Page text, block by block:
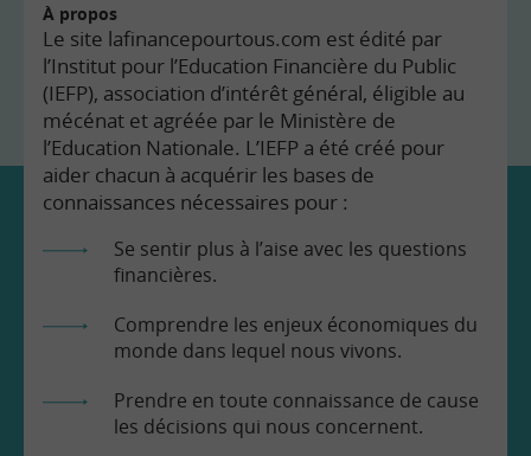
À propos
Le site lafinancepourtous.com est édité par
l’Institut pour l’Education Financière du Public
(IEFP), association d’intérêt général, éligible au
mécénat et agréée par le Ministère de
l’Education Nationale. L’IEFP a été créé pour
aider chacun à acquérir les bases de
connaissances nécessaires pour :
Se sentir plus à l’aise avec les questions
financières.
Comprendre les enjeux économiques du
monde dans lequel nous vivons.
Prendre en toute connaissance de cause
les décisions qui nous concernent.